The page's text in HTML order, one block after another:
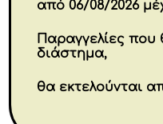
από 06/08/2026
Παραγγελίες που
διάστημα,
θα εκτελούνται